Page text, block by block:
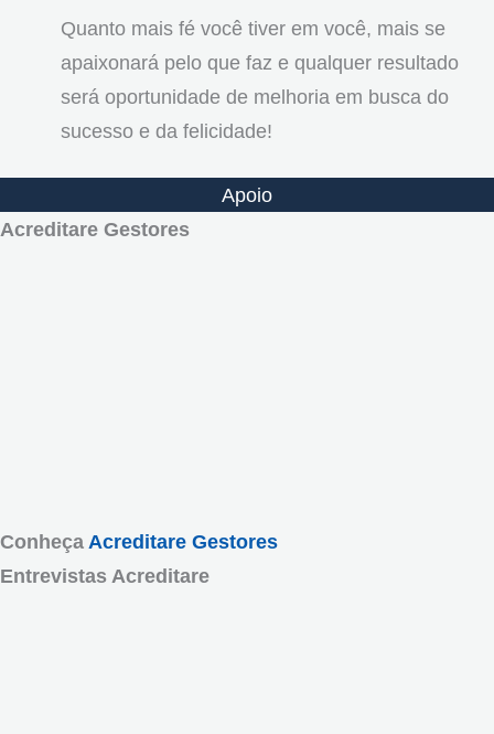
Quanto mais fé você tiver em você, mais se
apaixonará pelo que faz e qualquer resultado
será oportunidade de melhoria em busca do
sucesso e da felicidade!
Apoio
Acreditare Gestores
ConheçaAcreditare Gestores
Entrevistas Acreditare